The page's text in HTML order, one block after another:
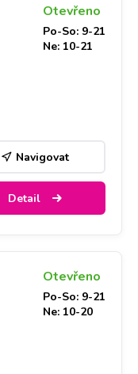
Otevřeno
Po-So: 9-21
Ne: 10-21
Navigovat
Detail
Otevřeno
Po-So: 9-21
Ne: 10-20